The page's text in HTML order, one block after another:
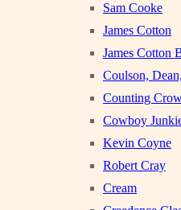
Sam Cooke
James Cotton
James Cotton
Coulson,
Counting
Cowboy
Kevin Coyne
Robert Cray
Cream